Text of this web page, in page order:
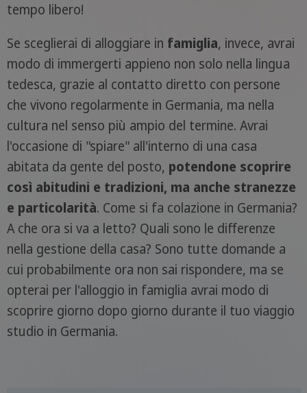
tempo libero!
Se sceglierai di alloggiare in famiglia, invece, avrai
modo di immergerti appieno non solo nella lingua
tedesca, grazie al contatto diretto con persone
che vivono regolarmente in Germania, ma nella
cultura nel senso più ampio del termine. Avrai
l'occasione di "spiare" all'interno di una casa
abitata da gente del posto, potendone scoprire
così abitudini e tradizioni, ma anche stranezze
e particolarità. Come si fa colazione in Germania?
A che ora si va a letto? Quali sono le differenze
nella gestione della casa? Sono tutte domande a
cui probabilmente ora non sai rispondere, ma se
opterai per l'alloggio in famiglia avrai modo di
scoprire giorno dopo giorno durante il tuo viaggio
studio in Germania.